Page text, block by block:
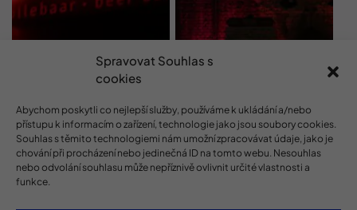
Spravovat Souhlas s
cookies
Abychom poskytli co nejlepší služby, používáme k ukládání a/nebo
přístupu k informacím o zařízení, technologie jako jsou soubory cookies.
Souhlas s těmito technologiemi nám umožní zpracovávat údaje, jako je
chování při procházení nebo jedinečná ID na tomto webu. Nesouhlas
nebo odvolání souhlasu může nepříznivě ovlivnit určité vlastnosti a
funkce.